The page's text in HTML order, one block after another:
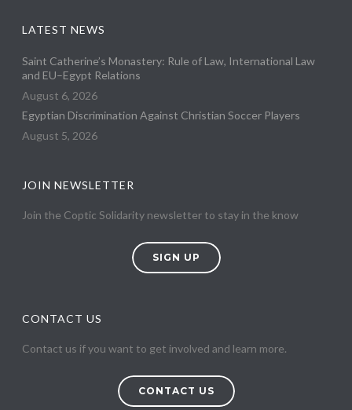
LATEST NEWS
Saint Catherine’s Monastery: Rule of Law, International Law
and EU–Egypt Relations
August 6, 2026
Egyptian Discrimination Against Christian Soccer Players
August 5, 2026
JOIN NEWSLETTER
Join the Coptic Solidarity newsletter to stay in the know
SIGN UP
CONTACT US
Contact us if you want to get involved and learn more.
CONTACT US